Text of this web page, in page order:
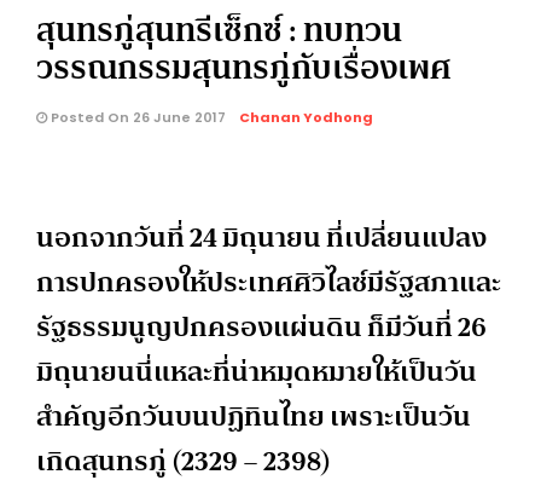
สุนทรภู่สุนทรีเซ็กซ์ : ทบทวน
วรรณกรรมสุนทรภู่กับเรื่องเพศ
Posted On 26 June 2017 Chanan Yodhong
นอกจากวันที่ 24 มิถุนายน ที่เปลี่ยนแปลง
การปกครองให้ประเทศศิวิไลซ์มีรัฐสภาและ
รัฐธรรมนูญปกครองแผ่นดิน ก็มีวันที่ 26
มิถุนายนนี่แหละที่น่าหมุดหมายให้เป็นวัน
สำคัญอีกวันบนปฏิทินไทย เพราะเป็นวัน
เกิดสุนทรภู่ (2329 – 2398)